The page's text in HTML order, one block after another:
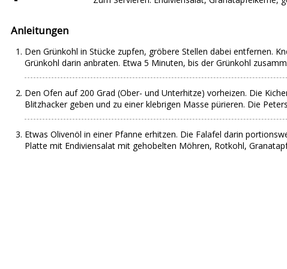
Anleitungen
Den Grünkohl in Stücke zupfen, gröbere Stellen dabei entfernen.
Grünkohl darin anbraten. Etwa 5 Minuten, bis der Grünkohl
Den Ofen auf 200 Grad (Ober- und Unterhitze) vorheizen. Die
Blitzhacker geben und zu einer klebrigen Masse pürieren. Die
Etwas Olivenöl in einer Pfanne erhitzen. Die Falafel darin
Platte mit Endiviensalat mit gehobelten Möhren, Rotkohl,